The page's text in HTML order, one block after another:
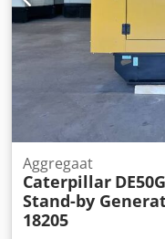
Aggregaat
Caterpillar
Stand-by
18205